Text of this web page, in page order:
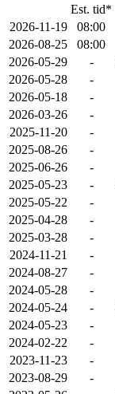
Est. tid*
2026-11-19
08:00
2026-08-25
08:00
2026-05-29
-
2026-05-28
-
2026-05-18
-
2026-03-26
-
2025-11-20
-
2025-08-26
-
2025-06-26
-
2025-05-23
-
2025-05-22
-
2025-04-28
-
2025-03-28
-
2024-11-21
-
2024-08-27
-
2024-05-28
-
2024-05-24
-
2024-05-23
-
2024-02-22
-
2023-11-23
-
2023-08-29
-